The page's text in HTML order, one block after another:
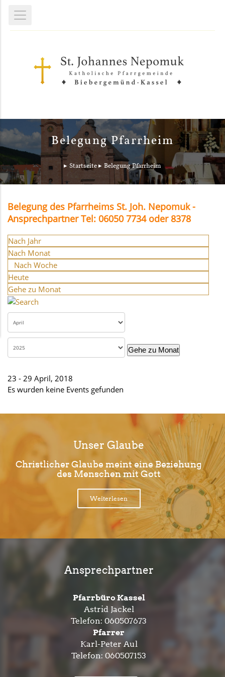
Belegung Pfarrheim
Startseite Belegung Pfarrheim
Belegung des Pfarrheims St. Joh. Nepomuk -
Ansprechpartner Tel: 06050 7734 oder 8378
Nach Jahr
Nach Monat
Nach Woche
Heute
Gehe zu Monat
Gehe zu Monat
23 - 29 April, 2018
Es wurden keine Events gefunden
Unser Glaube
Christlicher Glaube meint eine Beziehung
des Menschen mit Gott
Weiterlesen
Ansprechpartner
Pfarrbüro Kassel
Astrid Jackel
Telefon: 060507673
Pfarrer
Karl-Peter Aul
Telefon: 060507153